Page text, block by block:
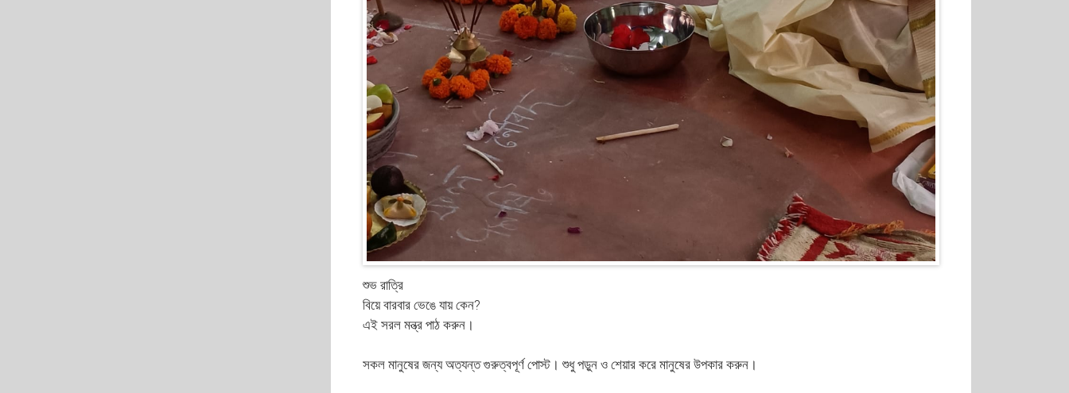
শুভ রাত্রি
বিয়ে বারবার ভেঙে যায় কেন?
এই সরল মন্ত্র পাঠ করুন।
সকল মানুষের জন্য অত্যন্ত গুরুত্বপূর্ণ পোস্ট। শুধু পড়ুন ও শেয়ার করে মানুষের উপকার করুন।